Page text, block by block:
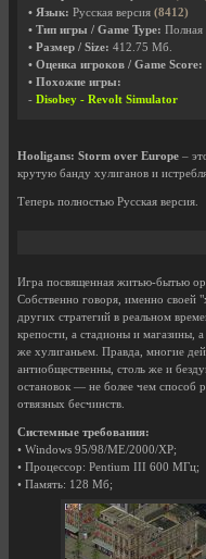
• Язык: Русская версия (8412)
• Тип игры / Game Type: Полная
• Размер / Size: 412.75 Мб.
• Оценка игроков / Game Score:
• Похожие игры:
- Disobey - Revolt Simulator
Hooligans: Storm over Europe –
крутую банду хулиганов и
Теперь полностью Русская версия.
Игра посвященная житью-бытью
Собственно говоря, именно своей
других стратегий в реальном
крепости, а стадионы и магазины,
же хулиганьем. Правда, многие
антиобщественны, столь же и
остановок — не более чем способ
отвязных бесчинств.
Системные требования:
• Windows 95/98/ME/2000/XP;
• Процессор: Pentium III 600 МГц;
• Память: 128 Мб;